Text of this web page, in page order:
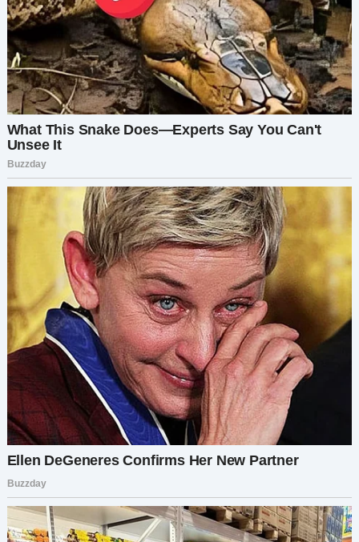
так меня не называл! Будешь сидеть в этой
комнате, пока я не разрешу выйти. Понял?»
Затем я услышала Матвея. Его голос был мягким:
«Пожалуйста, бабушка, не сердись на Петю. Он
не хотел».
Нужно было что-то делать, но я не могла просто
ворваться. Нужно было действовать умнее.
Дрожащими руками я полезла в сумку за
телефоном. И нажала на запись.
Ответ Людмилы был резким. «Слушай меня,
Матвей. Он тебе не брат и никогда им не будет.
Не нужно его защищать».
Я почувствовала, как во мне закипает гнев. Как
она могла говорить такие ужасные вещи моему
сыну? Обоим моим сыновьям?
Я стояла там, записывая всё — жестокие слова,
всхлипы Пети, холодность Людмилы. Моё
сердце разрывалось, но я продолжала снимать.
была показать всё Григорию. Он должен был
узнать, что за женщина на самом деле его мать.